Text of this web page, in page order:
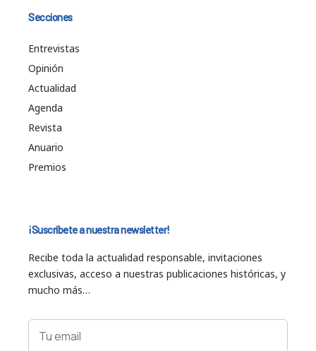
Secciones
Entrevistas
Opinión
Actualidad
Agenda
Revista
Anuario
Premios
¡Suscríbete a nuestra newsletter!
Recibe toda la actualidad responsable, invitaciones
exclusivas, acceso a nuestras publicaciones históricas, y
mucho más…